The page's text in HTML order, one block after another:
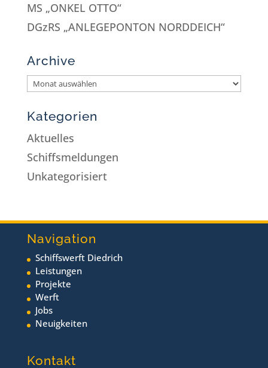
MS „ONKEL OTTO“
DGzRS „ANLEGEPONTON NORDDEICH“
Archive
Kategorien
Aktuelles
Schiffsmeldungen
Unkategorisiert
Navigation
Schiffswerft Diedrich
Leistungen
Projekte
Werft
Jobs
Neuigkeiten
Kontakt